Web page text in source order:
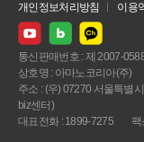
개인정보처리방침 이용
통신판매번호 : 제 2007-
상호명 : 아마노코리아(주)
주소 : (우) 07270 서울특별
biz센터)
대표전화 : 1899-7275
팩